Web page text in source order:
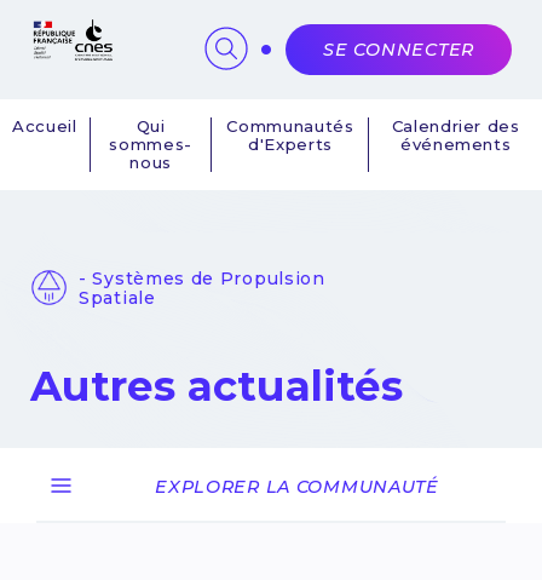
Navigation
Accueil
Qui
sommes-
nous
Communautés
d'Experts
Calendrier des
événements
SE CONNECTER
- Systèmes de Propulsion
Spatiale
Autres actualités
EXPLORER LA COMMUNAUTÉ